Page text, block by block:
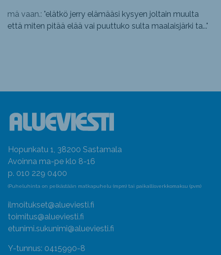
mä vaan.: "elätkö jerry elämääsi kysyen joltain muulta
että miten pitää elää vai puuttuko sulta maalaisjärki ta..."
Hopunkatu 1, 38200 Sastamala
Avoinna ma-pe klo 8-16
p. 010 229 0400
(Puheluhinta on pelkästään matkapuhelu (mpm) tai paikallisverkkomaksu (pvm)
ilmoitukset@alueviesti.fi
toimitus@alueviesti.fi
etunimi.sukunimi@alueviesti.fi
Y-tunnus: 0415990-8